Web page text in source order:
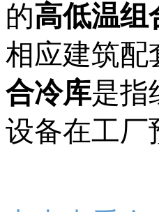
的高低温组
相应建筑配
合冷库是指
设备在工厂